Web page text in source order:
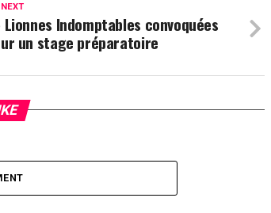
Lionnes Indomptables convoquées
un stage préparatoire